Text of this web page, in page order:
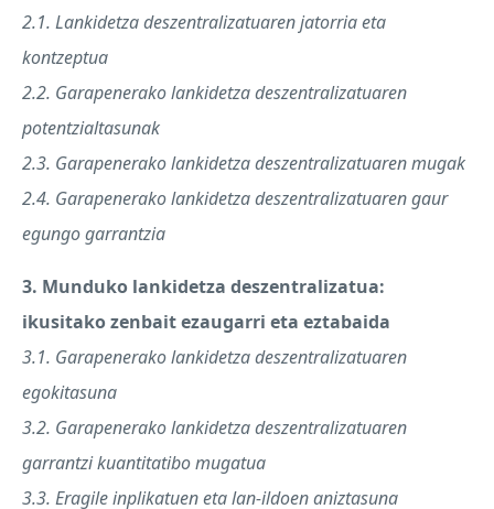
2.1. Lankidetza deszentralizatuaren jatorria eta
kontzeptua
2.2. Garapenerako lankidetza deszentralizatuaren
potentzialtasunak
2.3. Garapenerako lankidetza deszentralizatuaren mugak
2.4. Garapenerako lankidetza deszentralizatuaren gaur
egungo garrantzia
3. Munduko lankidetza deszentralizatua:
ikusitako zenbait ezaugarri eta eztabaida
3.1. Garapenerako lankidetza deszentralizatuaren
egokitasuna
3.2. Garapenerako lankidetza deszentralizatuaren
garrantzi kuantitatibo mugatua
3.3. Eragile inplikatuen eta lan-ildoen aniztasuna